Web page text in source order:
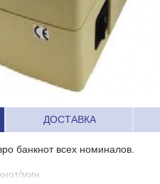
ДОСТАВКА
банкнот всех номиналов.
мин